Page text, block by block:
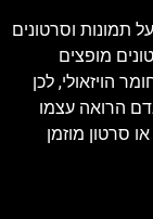
תמונות וסרטונים
מופצים
הויזאולי, לכן
כל אדם הרואה עצמו
סרטון מוזמן